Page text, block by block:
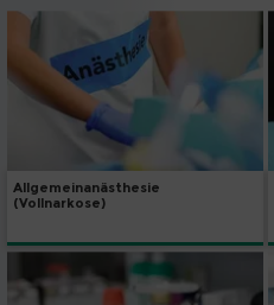
Allgemeinanästhesie
(Vollnarkose)